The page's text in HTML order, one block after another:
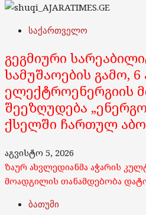
საქართველო
გეგმიური
სამუშაოების გამო, 6
ელექტროენერგიის
შეეზღუდება
ქსელში ჩართულ
აგვისტო 5, 2026
ზაურ ახვლედიანმა აჭარის
მოადგილის თანამდებობა
ბათუმი